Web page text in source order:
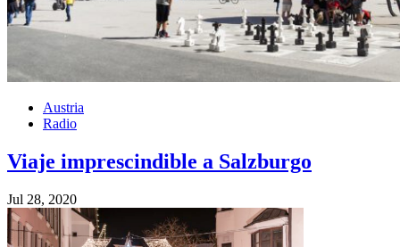
Austria
Radio
Viaje imprescindible a Salzburgo
Jul 28, 2020